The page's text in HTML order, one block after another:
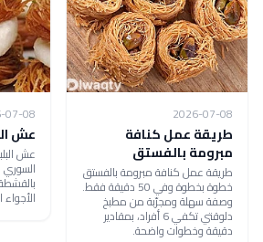
2026-07-08
طريقة عمل كنافة
مبرومة بالفستق
طريقة عمل كنافة مبرومة بالفستق
خطوة بخطوة وفي 50 دقيقة فقط.
وصفة سهلة ومجرّبة من مطبخ
دلوقتي تكفي 6 أفراد، بمقادير
دقيقة وخطوات واضحة.
07-08
عش
عش
السوري
الأجواء